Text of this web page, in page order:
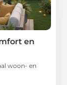
en
woon- en